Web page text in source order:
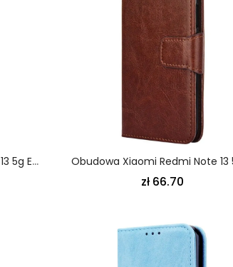
Futerały Xiaomi Redmi Note 13 5g Etui Na Telefon Efekt Skóry
zł 66.70